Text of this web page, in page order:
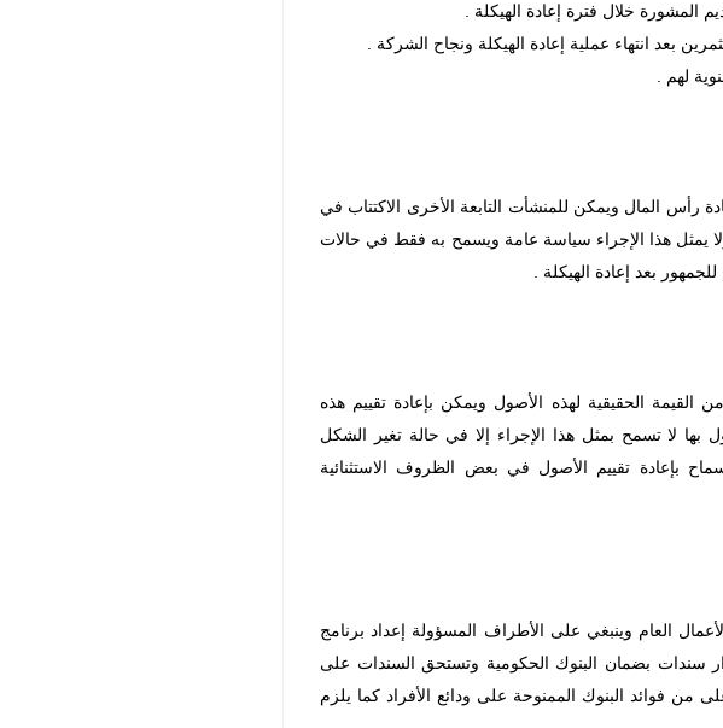
خلال فترة إعادة الهيكلة .
انتهاء عملية إعادة الهيكلة ونجاح الشركة .
لهم .
رأس المال ويمكن للمنشأت التابعة الأخرى الاكتتاب في
ولا يمثل هذا الإجراء سياسة عامة ويسمح به فقط في حالات
بعد إعادة الهيكلة .
القيمة الحقيقية لهذه الأصول ويمكن بإعادة تقييم هذه
لا تسمح بمثل هذا الإجراء إلا في حالة تغير الشكل
بإعادة تقييم الأصول في بعض الظروف الاستثنائية
العام وينبغي على الأطراف المسؤولة إعداد برنامج
سندات بضمان البنوك الحكومية وتستحق السندات على
فوائد البنوك الممنوحة على ودائع الأفراد كما يلزم